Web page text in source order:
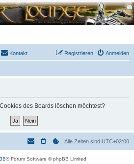
Kontakt Anmelden
Registrieren
des Boards löschen möchtest?
Alle Zeiten sind UTC+02:00
® Forum Software © phpBB Limited